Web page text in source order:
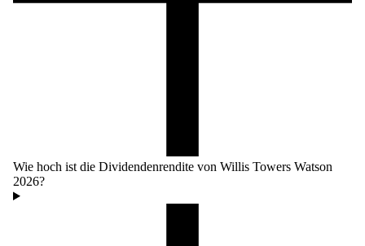
Wie hoch ist die Dividendenrendite von Willis Towers Watson
2026?